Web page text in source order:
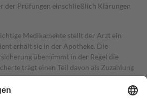
der Prüfungen einschließlich Klärungen
Medikamente stellt der Arzt ein
erhält sie in der Apotheke. Die
übernimmt in der Regel die
trägt einen Teil davon als Zuzahlung
Zuzahlungen in Höhe von zehn